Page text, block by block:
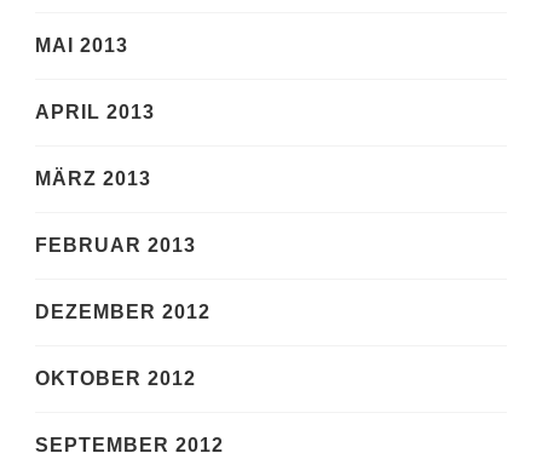
MAI 2013
APRIL 2013
MÄRZ 2013
FEBRUAR 2013
DEZEMBER 2012
OKTOBER 2012
SEPTEMBER 2012